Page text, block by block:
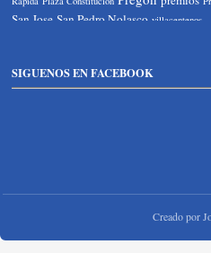
San Jose San Pedro Nolasco villacentenos
SIGUENOS EN FACEBOOK
Creado por